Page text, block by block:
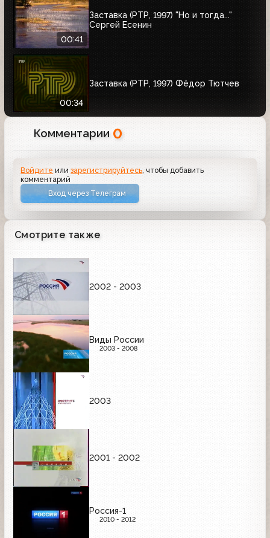
00:41
Заставка (РТР, 1997) "Но и тогда..."
Сергей Есенин
00:34
Заставка (РТР, 1997) Фёдор Тютчев
Комментарии 0
Войдите илизарегистрируйтесь, чтобы добавить
комментарий
Вход через Телеграм
Смотрите также
2002 - 2003
Виды России
2003 - 2008
2003
2001 - 2002
Россия-1
2010 - 2012